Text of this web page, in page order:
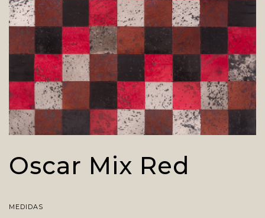
Oscar Mix Red
MEDIDAS